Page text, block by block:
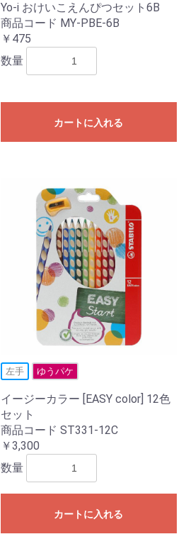
Yo-i おけいこえんぴつセット6B
商品コード MY-PBE-6B
￥475
数量
カートに入れる
左手 ゆうパケ
イージーカラー [EASY color] 12色
セット
商品コード ST331-12C
￥3,300
数量
カートに入れる